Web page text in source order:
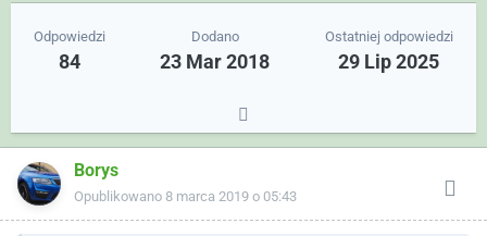
Odpowiedzi
84
Dodano
23 Mar 2018
Ostatniej odpowiedzi
29 Lip 2025
Borys
Opublikowano 8 marca 2019 o 05:43